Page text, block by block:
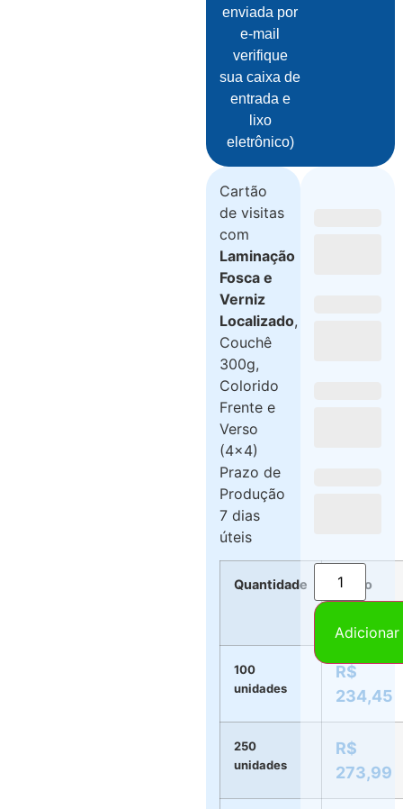
enviada por
e-mail
verifique
sua caixa de
entrada e
lixo
eletrônico)
Cartão
de visitas
com
Laminação
Fosca e
Verniz
Localizado,
Couchê
300g,
Colorido
Frente e
Verso
(4×4)
Prazo de
Produção
7 dias
úteis
Quantidade
Preço
por
100
unidades
R$
234,45
250
unidades
R$
273,99